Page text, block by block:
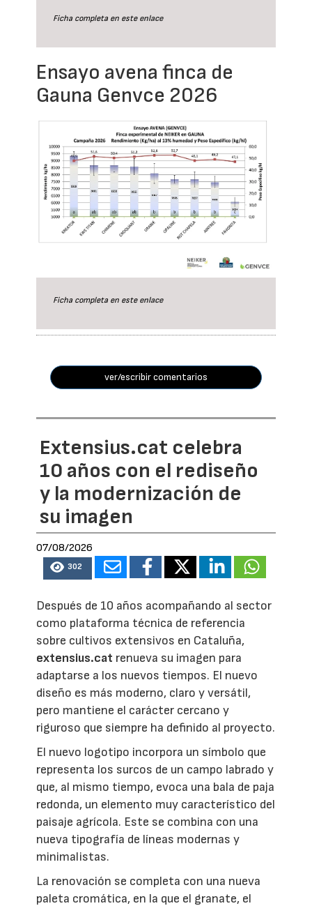
Ficha completa en este enlace
Ensayo avena finca de
Gauna Genvce 2026
Ficha completa en este enlace
ver/escribir comentarios
Extensius.cat celebra
10 años con el rediseño
y la modernización de
su imagen
07/08/2026
302
Después de 10 años acompañando al sector
como plataforma técnica de referencia
sobre cultivos extensivos en Cataluña,
extensius.cat renueva su imagen para
adaptarse a los nuevos tiempos. El nuevo
diseño es más moderno, claro y versátil,
pero mantiene el carácter cercano y
riguroso que siempre ha definido al proyecto.
El nuevo logotipo incorpora un símbolo que
representa los surcos de un campo labrado y
que, al mismo tiempo, evoca una bala de paja
redonda, un elemento muy característico del
paisaje agrícola. Este se combina con una
nueva tipografía de líneas modernas y
minimalistas.
La renovación se completa con una nueva
paleta cromática, en la que el granate, el